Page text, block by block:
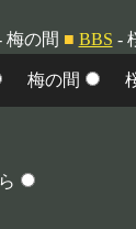
梅の間 ■ BBS -
梅の間